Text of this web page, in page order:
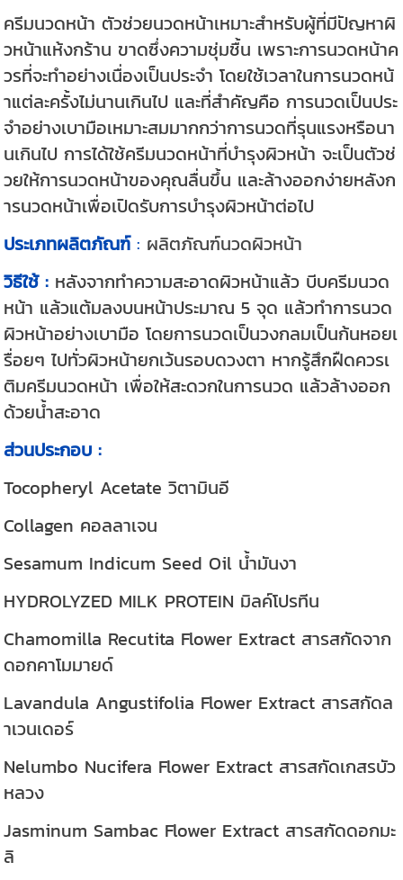
ครีมนวดหน้า ตัวช่วยนวดหน้าเหมาะสำหรับผู้ที่มีปัญหาผิ
วหน้าแห้งกร้าน ขาดซึ่งความชุ่มชื้น เพราะการนวดหน้าค
วรที่จะทำอย่างเนื่องเป็นประจำ โดยใช้เวลาในการนวดหน้
าแต่ละครั้งไม่นานเกินไป และที่สำคัญคือ การนวดเป็นประ
จำอย่างเบามือเหมาะสมมากกว่าการนวดที่รุนแรงหรือนา
นเกินไป การได้ใช้ครีมนวดหน้าที่บำรุงผิวหน้า จะเป็นตัวช่
วยให้การนวดหน้าของคุณลื่นขึ้น และล้างออกง่ายหลังก
ารนวดหน้าเพื่อเปิดรับการบำรุงผิวหน้าต่อไป
ประเภทผลิตภัณฑ์: ผลิตภัณฑ์นวดผิวหน้า
วิธีใช้ : หลังจากทำความสะอาดผิวหน้าแล้ว บีบครีมนวด
หน้า แล้วแต้มลงบนหน้าประมาณ 5 จุด แล้วทำการนวด
ผิวหน้าอย่างเบามือ โดยการนวดเป็นวงกลมเป็นก้นหอยเ
รื่อยๆ ไปทั่วผิวหน้ายกเว้นรอบดวงตา หากรู้สึกฝืดควรเ
ติมครีมนวดหน้า เพื่อให้สะดวกในการนวด แล้วล้างออก
ด้วยน้ำสะอาด
ส่วนประกอบ :
Tocopheryl Acetate วิตามินอี
Collagen คอลลาเจน
Sesamum Indicum Seed Oil น้ำมันงา
HYDROLYZED MILK PROTEIN มิลค์โปรทีน
Chamomilla Recutita Flower Extract สารสกัดจาก
ดอกคาโมมายด์
Lavandula Angustifolia Flower Extract สารสกัดล
าเวนเดอร์
Nelumbo Nucifera Flower Extract สารสกัดเกสรบัว
หลวง
Jasminum Sambac Flower Extract สารสกัดดอกมะ
ลิ